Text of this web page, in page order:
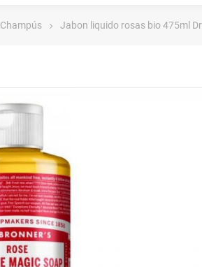
Champús Jabon liquido rosas bio 475ml